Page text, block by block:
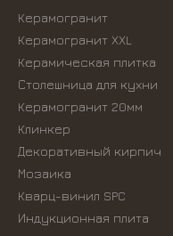
Керамогранит
Керамогранит XXL
Керамическая плитка
Столешница для кухни
Керамогранит 20мм
Клинкер
Декоративный кирпич
Мозаика
Кварц-винил SPC
Индукционная плита